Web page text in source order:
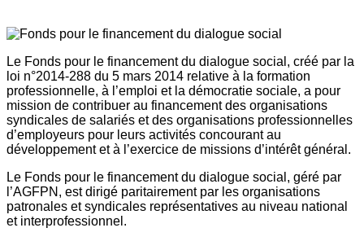
Le Fonds pour le financement du dialogue social, créé par la
loi n°2014-288 du 5 mars 2014 relative à la formation
professionnelle, à l’emploi et la démocratie sociale, a pour
mission de contribuer au financement des organisations
syndicales de salariés et des organisations professionnelles
d’employeurs pour leurs activités concourant au
développement et à l’exercice de missions d’intérêt général.
Le Fonds pour le financement du dialogue social, géré par
l’AGFPN, est dirigé paritairement par les organisations
patronales et syndicales représentatives au niveau national
et interprofessionnel.